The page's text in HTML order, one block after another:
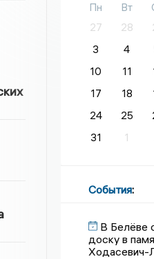
Пн Вт
27
28
3
4
10
11
17
18
24
25
31
1
События:
В Белёве
доску в
Ходасевич-